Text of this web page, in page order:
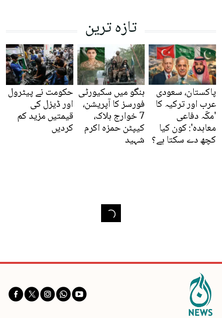
تازہ ترین
پاکستان، سعودی
عرب اور ترکیہ کا
'مکّہ دفاعی
معاہدہ': کون کیا
کچھ دے سکتا ہے؟
ہنگو میں سکیورٹی
فورسز کا آپریشن،
7 خوارج ہلاک،
کیپٹن حمزہ اکرم
شہید
حکومت نے پیٹرول
اور ڈیزل کی
قیمتیں مزید کم
کردیں